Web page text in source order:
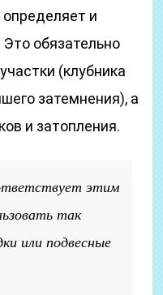
определяет и
обязательно
(клубника
затемнения), а
и затопления.
этим
так
или подвесные